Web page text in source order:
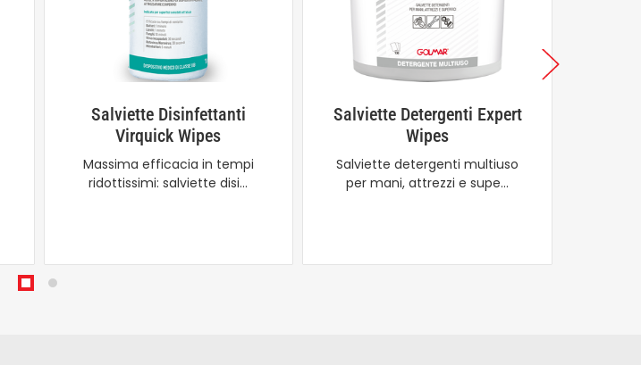
Salviette Disinfettanti
Virquick Wipes
Massima efficacia in tempi
ridottissimi: salviette disi…
Salviette Detergenti Expert
Wipes
Salviette detergenti multiuso
per mani, attrezzi e supe…